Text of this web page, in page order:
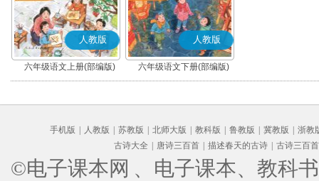
人教版
六年级语文上册(部编版)
人教版
六年级语文下册(部编版)
手机版 人教版 苏教版 北师大版 教科版 鲁教版 冀教版
浙教
古诗大全
唐诗三百首 描述春天的古诗 古诗三百首
©电子课本网 、电子课本、教科